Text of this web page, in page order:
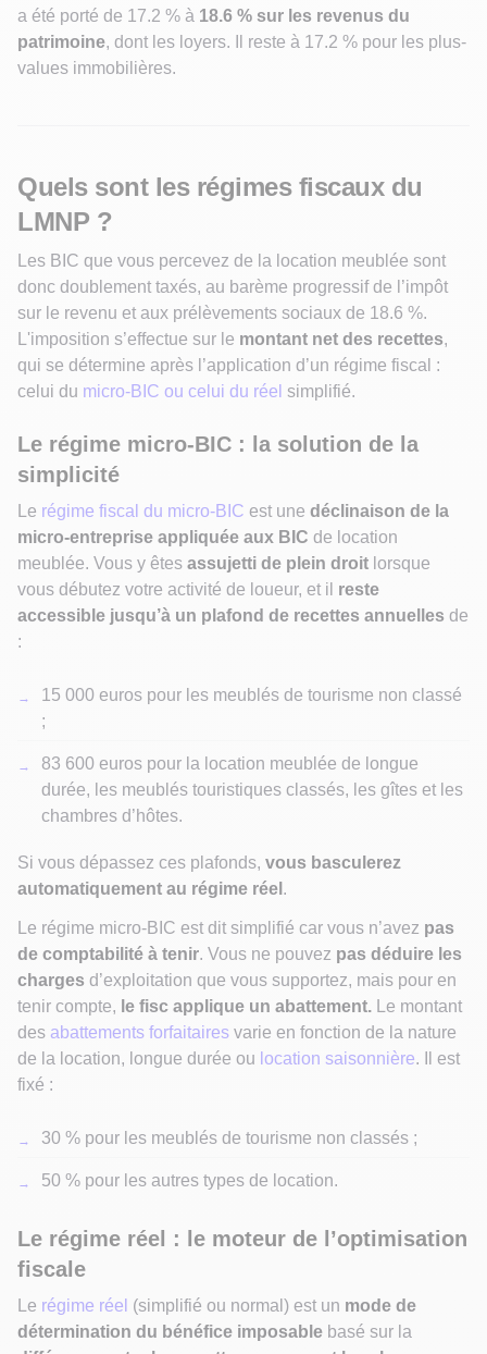
a été porté de 17.2 % à 18.6 % sur les revenus du
patrimoine, dont les loyers. Il reste à 17.2 % pour les plus-
values immobilières.
Quels sont les régimes fiscaux du
LMNP ?
Les BIC que vous percevez de la location meublée sont
donc doublement taxés, au barème progressif de l’impôt
sur le revenu et aux prélèvements sociaux de 18.6 %.
L'imposition s’effectue sur le montant net des recettes,
qui se détermine après l’application d’un régime fiscal :
celui du micro-BIC ou celui du réel simplifié.
Le régime micro-BIC : la solution de la
simplicité
Le régime fiscal du micro-BIC est une déclinaison de la
micro-entreprise appliquée aux BIC de location
meublée. Vous y êtes assujetti de plein droit lorsque
vous débutez votre activité de loueur, et il reste
accessible jusqu’à un plafond de recettes annuelles de
:
15 000 euros pour les meublés de tourisme non classé
;
83 600 euros pour la location meublée de longue
durée, les meublés touristiques classés, les gîtes et les
chambres d’hôtes.
Si vous dépassez ces plafonds, vous basculerez
automatiquement au régime réel .
Le régime micro-BIC est dit simplifié car vous n’avez pas
de comptabilité à tenir. Vous ne pouvez pas déduire les
charges d’exploitation que vous supportez, mais pour en
tenir compte, le fisc applique un abattement. Le montant
des abattements forfaitaires varie en fonction de la nature
de la location, longue durée ou location saisonnière. Il est
fixé :
30 % pour les meublés de tourisme non classés ;
50 % pour les autres types de location.
Le régime réel : le moteur de l’optimisation
fiscale
Le régime réel (simplifié ou normal) est un mode de
détermination du bénéfice imposable basé sur la